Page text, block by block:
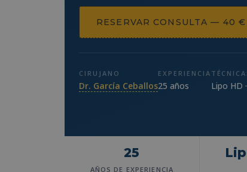
RESERVAR CONSULTA — 40 €
CIRUJANO
Dr. García Ceballos
EXPERIENCIA
25 años Lipo HD
25
AÑOS DE EXPERIENCIA